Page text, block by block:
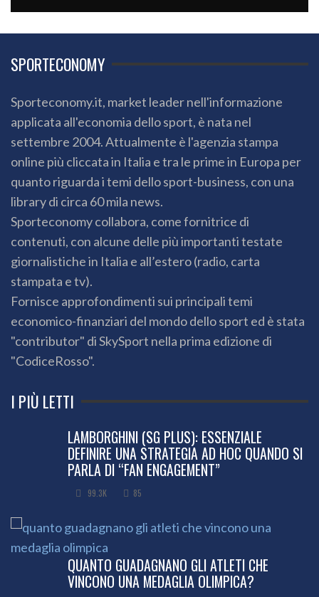
SPORTECONOMY
Sporteconomy.it, market leader nell'informazione
applicata all'economia dello sport, è nata nel
settembre 2004. Attualmente è l'agenzia stampa
online più cliccata in Italia e tra le prime in Europa per
quanto riguarda i temi dello sport-business, con una
library di circa 60 mila news.
Sporteconomy collabora, come fornitrice di
contenuti, con alcune delle più importanti testate
giornalistiche in Italia e all’estero (radio, carta
stampata e tv).
Fornisce approfondimenti sui principali temi
economico-finanziari del mondo dello sport ed è stata
"contributor" di SkySport nella prima edizione di
"CodiceRosso".
I PIÙ LETTI
LAMBORGHINI (SG PLUS): ESSENZIALE
DEFINIRE UNA STRATEGIA AD HOC QUANDO SI
PARLA DI “FAN ENGAGEMENT”
99.3K 85
QUANTO GUADAGNANO GLI ATLETI CHE
VINCONO UNA MEDAGLIA OLIMPICA?